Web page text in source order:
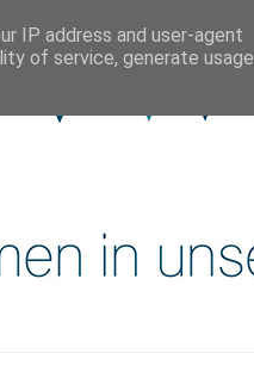
IP address and user-agent
of service, generate usage